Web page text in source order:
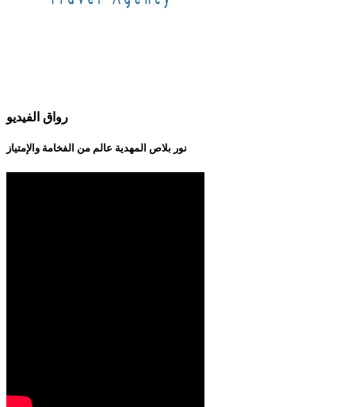
رواق الفيديو
نور بلاص المهدية عالم من الفخامة والإمتياز